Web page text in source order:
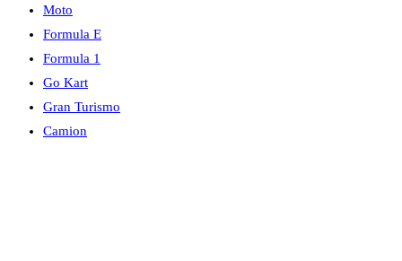
Moto
Formula E
Formula 1
Go Kart
Gran Turismo
Camion